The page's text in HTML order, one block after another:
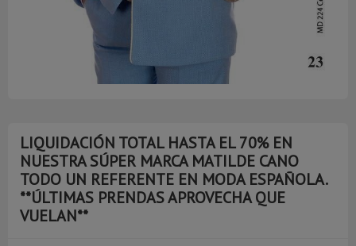
LIQUIDACIÓN TOTAL HASTA EL 70% EN
NUESTRA SÚPER MARCA MATILDE CANO
TODO UN REFERENTE EN MODA ESPAÑOLA.
**ÚLTIMAS PRENDAS APROVECHA QUE
VUELAN**